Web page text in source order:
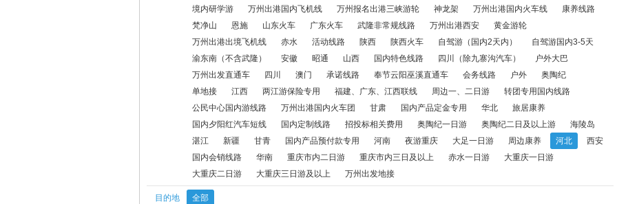
国内特色线路 四川（除九寨沟汽车） 户外大巴 万州出发直通车 四川 澳门
公民中心国内游线路 万州出港国内火车团 甘肃 国内产品定金专用 华北 旅居康养 国内夕阳红
招投标相关费用 奥陶纪一日游 奥陶纪二日及以上游 海陵岛 湛江 新疆 甘青 国内产品预付款
周边康养 河北 西安 国内会销线路 华南 重庆市内二日游 重庆市内三日及以上
境内研学游
万州出港国内飞机线 万州报名出港三峡游轮 神龙架 万州出港国内火车线
康养线路
梵净山
恩施 山东火车 广东火车 武隆非常规线路 万州出港西安
黄金游轮
万州出港出境飞机线
赤水 活动线路 陕西 陕西火车 自驾游（国内2天内）
自驾游国内3-5天
渝东南（不含武隆）
安徽 昭通 山西 国内特色线路 四川（除九寨沟汽车）
户外大巴
万州出发直通车
四川 澳门 承诺线路 奉节云阳巫溪直通车 会务线路 户外
奥陶纪
单地接
江西 两江游保险专用 福建、广东、江西联线 周边一、二日游
转团专用国内线路
公民中心国内游线路
万州出港国内火车团 甘肃 国内产品定金专用 华北
旅居康养
国内夕阳红汽车短线
国内定制线路 招投标相关费用 奥陶纪一日游 奥陶纪二日及以上游
海陵岛
湛江
新疆 甘青 国内产品预付款专用 河南 夜游重庆 大足一日游 周边康养 河北
西安
国内会销线路
华南 重庆市内二日游 重庆市内三日及以上 赤水一日游
大重庆一日游
大重庆二日游
大重庆三日游及以上 万州出发地接
目的地 全部